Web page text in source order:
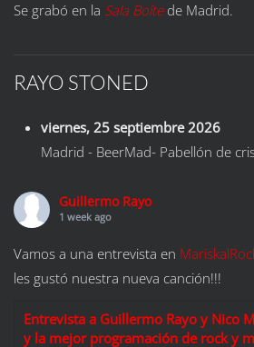
Se grabó en la Sala Boîte de Madrid.
RAYO STONED
viernes, 25 septiembre 2026
Madrid - BeerMad- Pabellón de
Guillermo Rayo
1 week ago
Vamos a una entrevista en
les gustó nuestra nueva canción!!!
Entrevista a Guillermo Rayo y Nico
y la mejor programación de rock y